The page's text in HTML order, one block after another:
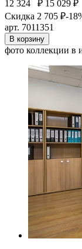
12 324
₽ 15 029 ₽
Скидка 2 705 ₽-
арт. 7011351
В корзину
фото коллекции в